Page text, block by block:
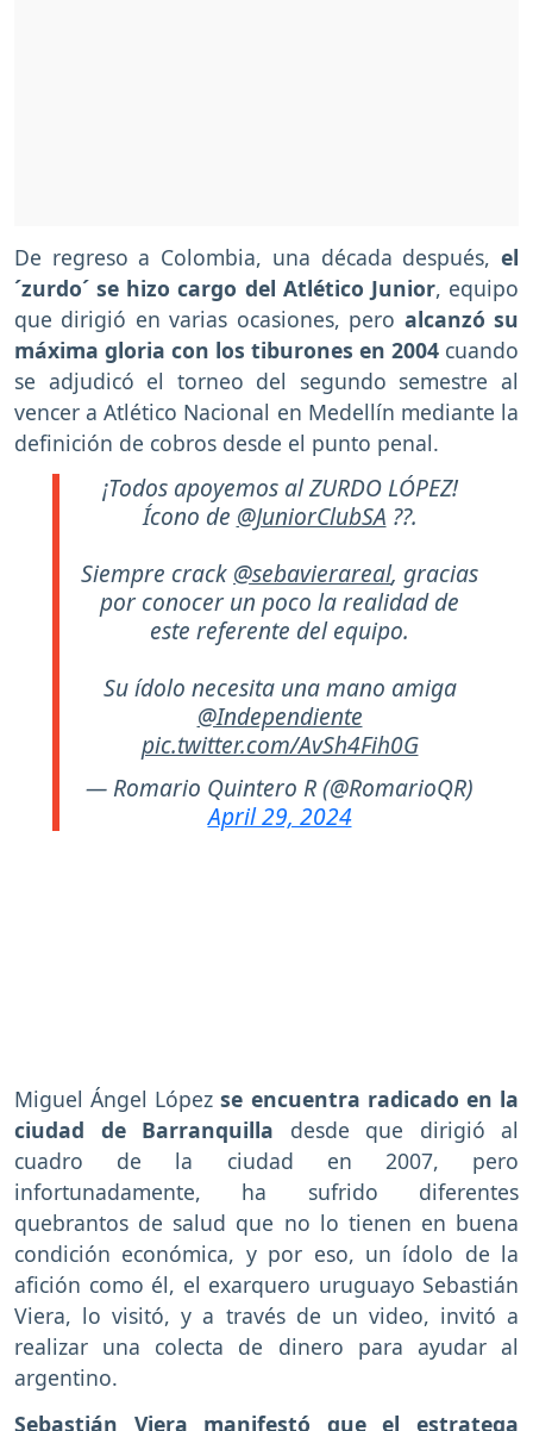
De regreso a Colombia, una década después, el
´zurdo´ se hizo cargo del Atlético Junior, equipo
que dirigió en varias ocasiones, pero alcanzó su
máxima gloria con los tiburones en 2004 cuando
se adjudicó el torneo del segundo semestre al
vencer a Atlético Nacional en Medellín mediante la
definición de cobros desde el punto penal.
¡Todos apoyemos al ZURDO LÓPEZ!
Ícono de @JuniorClubSA ??.
Siempre crack @sebavierareal, gracias
por conocer un poco la realidad de
este referente del equipo.
Su ídolo necesita una mano amiga
@Independiente
pic.twitter.com/AvSh4Fih0G
— Romario Quintero R (@RomarioQR)
April 29, 2024
Miguel Ángel Lópezse encuentra radicado en la
ciudad de Barranquilla desde que dirigió al
cuadro de la ciudad en 2007, pero
infortunadamente, ha sufrido diferentes
quebrantos de salud que no lo tienen en buena
condición económica, y por eso, un ídolo de la
afición como él, el exarquero uruguayo Sebastián
Viera, lo visitó, y a través de un video, invitó a
realizar una colecta de dinero para ayudar al
argentino.
Sebastián Viera manifestó que el estratega